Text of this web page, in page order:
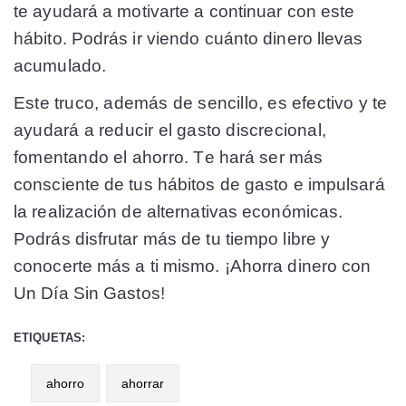
te ayudará a motivarte a continuar con este
hábito. Podrás ir viendo cuánto dinero llevas
acumulado.
Este truco, además de sencillo, es efectivo y te
ayudará a reducir el gasto discrecional,
fomentando el ahorro. Te hará ser más
consciente de tus hábitos de gasto e impulsará
la realización de alternativas económicas.
Podrás disfrutar más de tu tiempo libre y
conocerte más a ti mismo. ¡Ahorra dinero con
Un Día Sin Gastos!
ETIQUETAS:
ahorro ahorrar